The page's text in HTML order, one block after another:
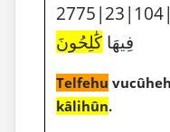
2775|23|104|
فِيهَا كَٰلِحُونَ
Telfehu
kâlihûn.